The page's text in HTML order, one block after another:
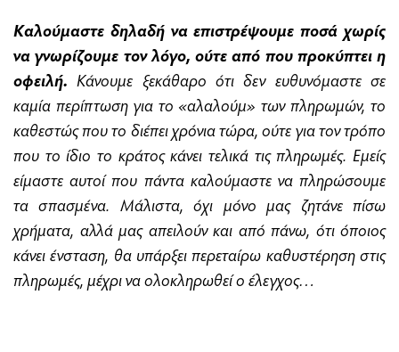
Καλούμαστε δηλαδή να επιστρέψουμε ποσά χωρίς
να γνωρίζουμε τον λόγο, ούτε από που προκύπτει η
οφειλή. Κάνουμε ξεκάθαρο ότι δεν ευθυνόμαστε σε
καμία περίπτωση για το «αλαλούμ» των πληρωμών, το
καθεστώς που το διέπει χρόνια τώρα, ούτε για τον τρόπο
που το ίδιο το κράτος κάνει τελικά τις πληρωμές. Εμείς
είμαστε αυτοί που πάντα καλούμαστε να πληρώσουμε
τα σπασμένα. Μάλιστα, όχι μόνο μας ζητάνε πίσω
χρήματα, αλλά μας απειλούν και από πάνω, ότι όποιος
κάνει ένσταση, θα υπάρξει περεταίρω καθυστέρηση στις
πληρωμές, μέχρι να ολοκληρωθεί ο έλεγχος…